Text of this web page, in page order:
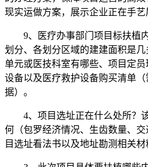
现实运做方案，展示企业正在手艺
9、医疗办事部门项目标扶植
划分、各划分区域的建建面积是
单元或医技科室有哪些、项目定
设备以及医疗救护设备购买清单
据）。
4、项目选址正在什么处所？
何（包罗经济情况、生齿数量、
目选址看法书以及地址勘测相关材